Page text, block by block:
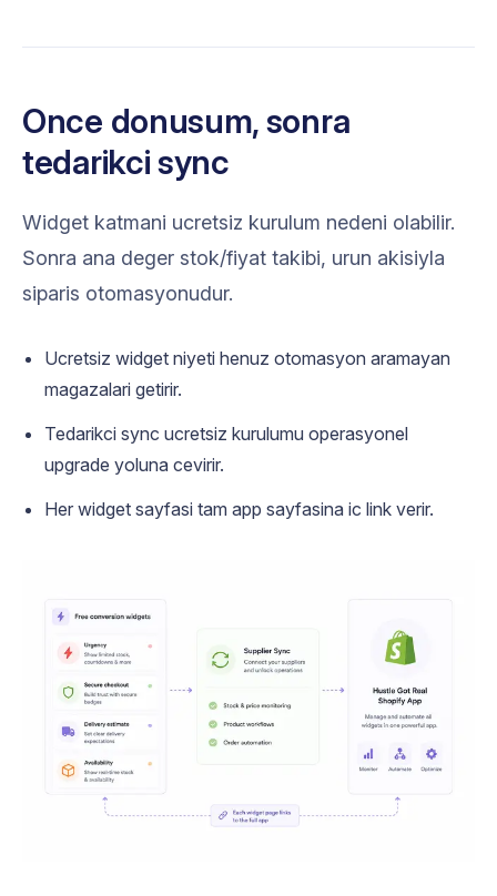
Once donusum, sonra
tedarikci sync
Widget katmani ucretsiz kurulum nedeni olabilir.
Sonra ana deger stok/fiyat takibi, urun akisiyla
siparis otomasyonudur.
Ucretsiz widget niyeti henuz otomasyon aramayan
magazalari getirir.
Tedarikci sync ucretsiz kurulumu operasyonel
upgrade yoluna cevirir.
Her widget sayfasi tam app sayfasina ic link verir.